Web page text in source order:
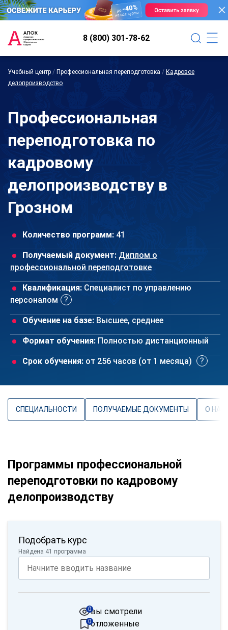
8 (800) 301-78-62
Учебный центр / Профессиональная переподготовка / Кадровое
делопроизводство
Профессиональная
переподготовка по
кадровому
делопроизводству в
Грозном
Количество программ: 41
Получаемый документ: Диплом о
профессиональной переподготовке
Квалификация: Специалист по управлению
персоналом
Обучение на базе: Высшее, среднее
Формат обучения: Полностью дистанционный
Срок обучения: от 256 часов (от 1 месяца)
СПЕЦИАЛЬНОСТИ ПОЛУЧАЕМЫЕ ДОКУМЕНТЫ О
Программы профессиональной
переподготовки по кадровому
делопроизводству
Подобрать курс
Найдена 41 программа
вы смотрели
0
отложенные
0